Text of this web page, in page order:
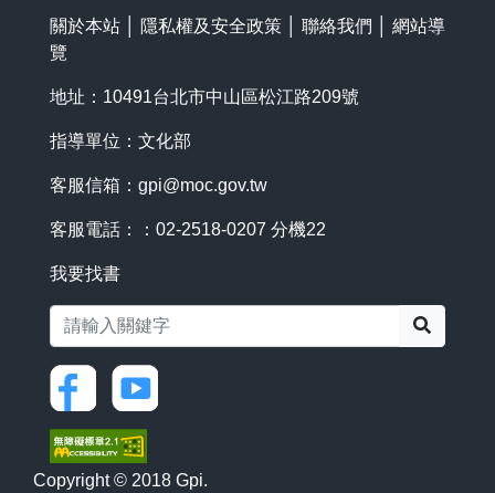
關於本站 隱私權及安全政策 聯絡我們
網站導
覽
地址：10491台北市中山區松江路209號
指導單位：文化部
客服信箱： gpi@moc.gov.tw
客服電話：：02-2518-0207 分機22
我要找書
Copyright © 2018 Gpi.